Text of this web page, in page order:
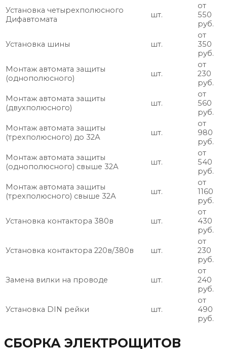
Установка четырехполюсного
Дифавтомата
шт.
от
550
руб.
Установка шины шт.
от
350
руб.
Монтаж автомата защиты
(однополюсного)
шт.
от
230
руб.
Монтаж автомата защиты
(двухполюсного)
шт.
от
560
руб.
Монтаж автомата защиты
(трехполюсного) до 32А
шт.
от
980
руб.
Монтаж автомата защиты
(однополюсного) свыше 32А
шт.
от
540
руб.
Монтаж автомата защиты
(трехполюсного) свыше 32А
шт.
от
1160
руб.
Установка контактора 380в шт.
от
430
руб.
Установка контактора 220в/380в шт.
от
230
руб.
Замена вилки на проводе шт.
от
240
руб.
Установка DIN рейки шт.
от
490
руб.
СБОРКА ЭЛЕКТРОЩИТОВ